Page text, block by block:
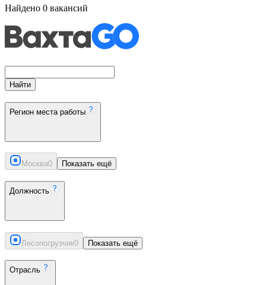
Найдено 0 вакансий
Найти
Регион места работы
Москва0 Показать ещё
Должность
Лесопогрузчик0 Показать ещё
Отрасль